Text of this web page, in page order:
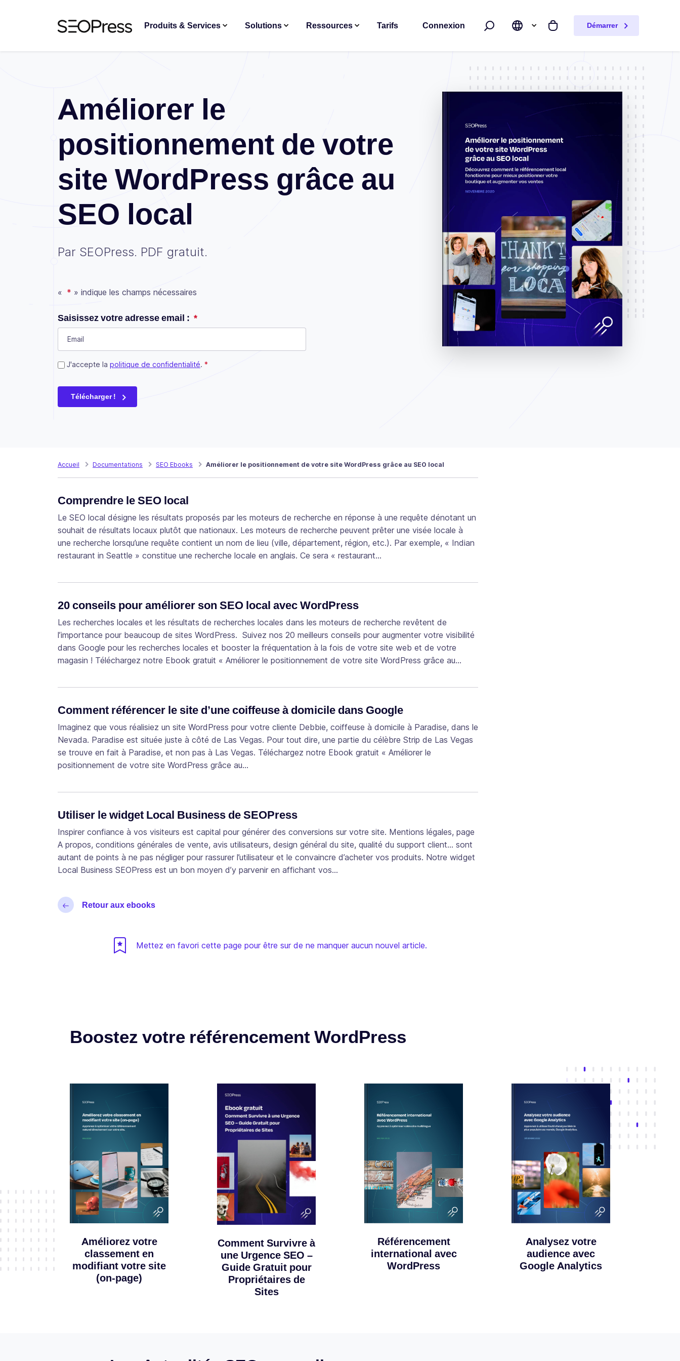
Produits & Services Solutions Ressources Tarifs Connexion
Rechercher Mon panier
Démarrer
Améliorer le
positionnement de votre
site WordPress grâce au
SEO local
Par SEOPress. PDF gratuit.
« * » indique les champs nécessaires
Facebook
Saisissez votre adresse email : *
Consent *
J'accepte la politique de confidentialité. *
Télécharger !
Accueil Documentations SEO Ebooks Améliorer le positionnement de votre site WordPress grâce au SEO local
Comprendre le SEO local
Le SEO local désigne les résultats proposés par les moteurs de recherche en réponse à une requête dénotant un
souhait de résultats locaux plutôt que nationaux. Les moteurs de recherche peuvent prêter une visée locale à
une recherche lorsqu’une requête contient un nom de lieu (ville, département, région, etc.). Par exemple, « Indian
restaurant in Seattle » constitue une recherche locale en anglais. Ce sera « restaurant…
20 conseils pour améliorer son SEO local avec WordPress
Les recherches locales et les résultats de recherches locales dans les moteurs de recherche revêtent de
l’importance pour beaucoup de sites WordPress. Suivez nos 20 meilleurs conseils pour augmenter votre visibilité
dans Google pour les recherches locales et booster la fréquentation à la fois de votre site web et de votre
magasin ! Téléchargez notre Ebook gratuit « Améliorer le positionnement de votre site WordPress grâce au…
Comment référencer le site d’une coiffeuse à domicile dans Google
Imaginez que vous réalisiez un site WordPress pour votre cliente Debbie, coiffeuse à domicile à Paradise, dans le
Nevada. Paradise est située juste à côté de Las Vegas. Pour tout dire, une partie du célèbre Strip de Las Vegas
se trouve en fait à Paradise, et non pas à Las Vegas. Téléchargez notre Ebook gratuit « Améliorer le
positionnement de votre site WordPress grâce au…
Utiliser le widget Local Business de SEOPress
Inspirer confiance à vos visiteurs est capital pour générer des conversions sur votre site. Mentions légales, page
A propos, conditions générales de vente, avis utilisateurs, design général du site, qualité du support client… sont
autant de points à ne pas négliger pour rassurer l’utilisateur et le convaincre d’acheter vos produits. Notre widget
Local Business SEOPress est un bon moyen d’y parvenir en affichant vos…
Retour aux ebooks
Mettez en favori cette page pour être sur de ne manquer aucun nouvel article.
Boostez votre référencement WordPress
Améliorez votre
classement en
modifiant votre site
(on-page)
Comment Survivre à
une Urgence SEO –
Guide Gratuit pour
Propriétaires de
Sites
Référencement
international avec
WordPress
Analysez votre
audience avec
Google Analytics